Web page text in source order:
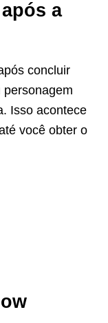
a
concluir
personagem
Isso acontece
você obter o